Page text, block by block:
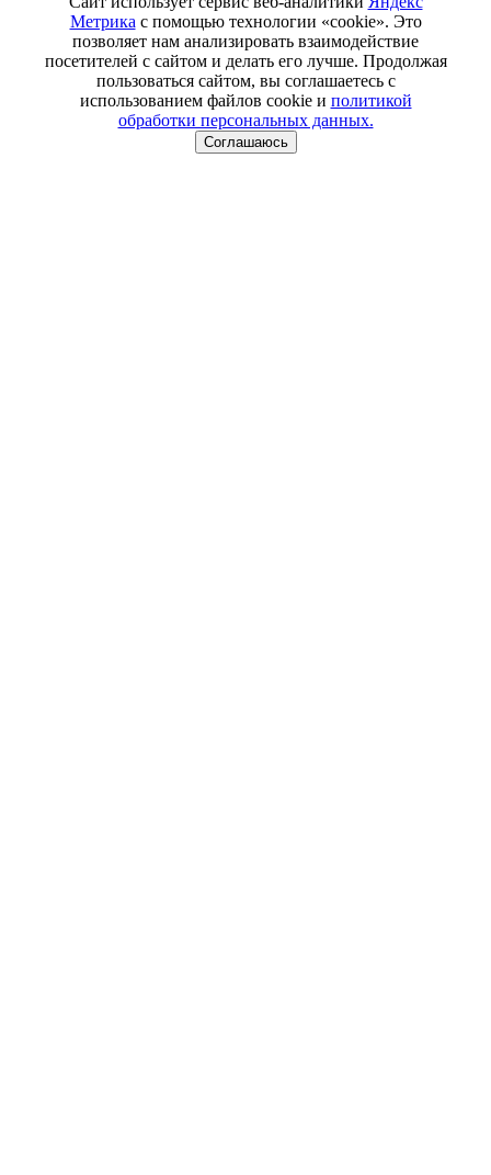
Метрика с помощью технологии «cookie». Это
позволяет нам анализировать взаимодействие
посетителей с сайтом и делать его лучше. Продолжая
пользоваться сайтом, вы соглашаетесь с
использованием файлов cookie и политикой
обработки персональных данных.
Соглашаюсь